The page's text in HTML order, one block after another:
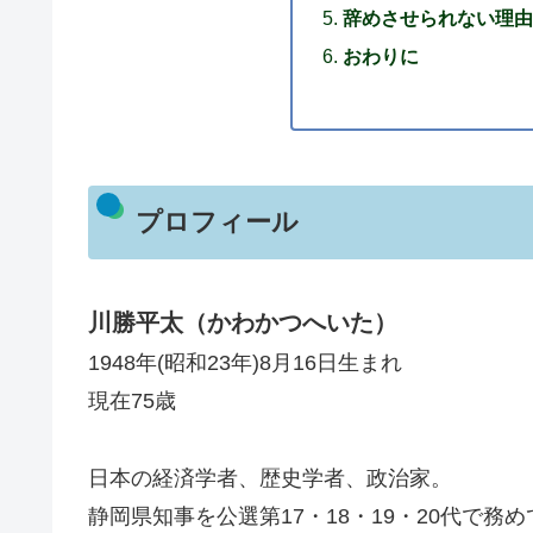
辞めさせられない理由
おわりに
プロフィール
川勝平太（かわかつへいた）
1948年(昭和23年)8月16日生まれ
現在75歳
日本の経済学者、歴史学者、政治家。
静岡県知事を公選第17・18・19・20代で務め